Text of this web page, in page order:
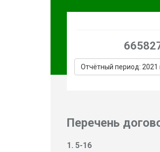
Отчётный период: 2021
Перечень
5-16